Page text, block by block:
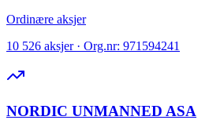
Ordinære aksjer
10 526 aksjer · Org.nr: 971594241
NORDIC UNMANNED ASA